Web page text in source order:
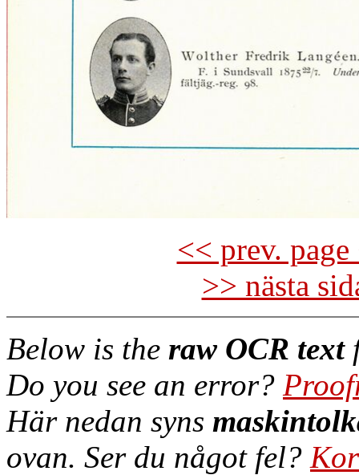
<< prev.
>> nästa
Below is the raw OCR text
Do you see an error?
Här nedan syns
ovan. Ser du något fel?